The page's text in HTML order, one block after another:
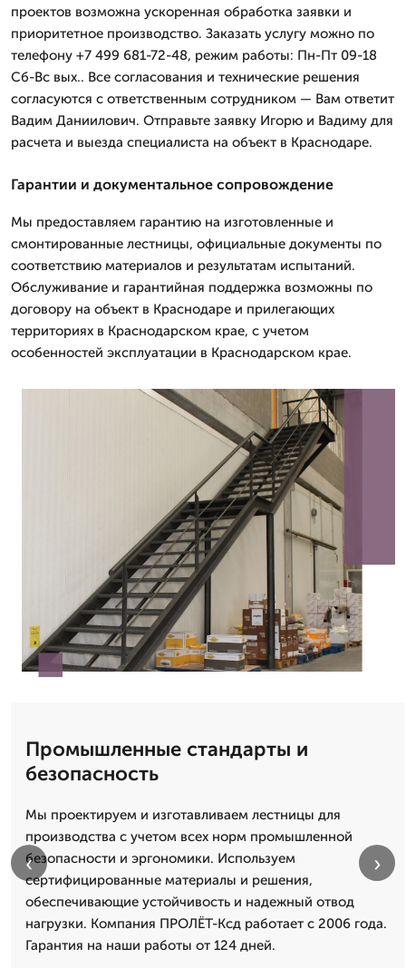
проектов возможна ускоренная обработка заявки и
приоритетное производство. Заказать услугу можно по
телефону +7 499 681-72-48, режим работы: Пн-Пт 09-18
Сб-Вс вых.. Все согласования и технические решения
согласуются с ответственным сотрудником — Вам ответит
Вадим Даниилович. Отправьте заявку Игорю и Вадиму для
расчета и выезда специалиста на объект в Краснодаре.
Гарантии и документальное сопровождение
Мы предоставляем гарантию на изготовленные и
смонтированные лестницы, официальные документы по
соответствию материалов и результатам испытаний.
Обслуживание и гарантийная поддержка возможны по
договору на объект в Краснодаре и прилегающих
территориях в Краснодарском крае, с учетом
особенностей эксплуатации в Краснодарском крае.
Промышленные стандарты и
безопасность
Мы проектируем и изготавливаем лестницы для
производства с учетом всех норм промышленной
безопасности и эргономики. Используем
сертифицированные материалы и решения,
обеспечивающие устойчивость и надежный отвод
нагрузки. Компания ПРОЛЁТ-Ксд работает с 2006 года.
Гарантия на наши работы от 124 дней.
‹ ›